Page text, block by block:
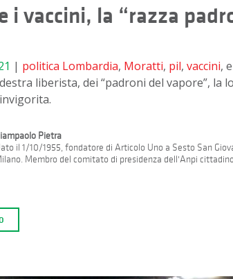
i vaccini, la “razza
| politica Lombardia, Moratti, pil, vaccini, e
liberista, dei “padroni del vapore”, la
Pietra
il 1/10/1955, fondatore di Articolo Uno a Sesto San
Membro del comitato di presidenza dell'Anpi